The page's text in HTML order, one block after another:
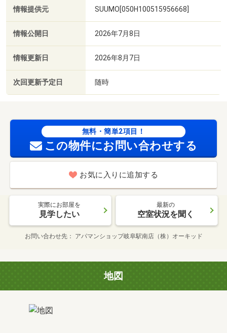
情報提供元 SUUMO[050H100515956668]
情報公開日 2026年7月8日
情報更新日 2026年8月7日
次回更新予定日 随時
無料・簡単2項目！
この物件にお問い合わせする
お気に入りに追加する
実際にお部屋を
見学したい
最新の
空室状況を聞く
お問い合わせ先 アパマンショップ岐阜駅南店（株）オーキッド
地図